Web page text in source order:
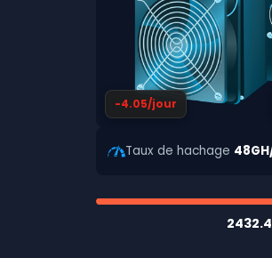
-4.05/jour
Taux de hachage